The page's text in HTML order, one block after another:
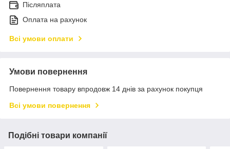
Післяплата
Оплата на рахунок
Всі умови оплати
Умови повернення
Повернення товару впродовж 14 днів за рахунок покупця
Всі умови повернення
Подібні товари компанії